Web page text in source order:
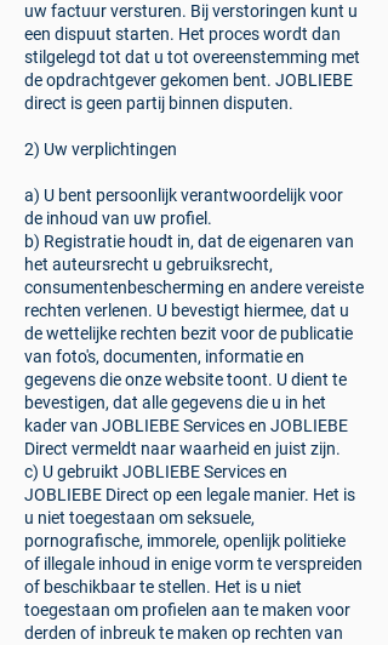
uw factuur versturen. Bij verstoringen kunt u
een dispuut starten. Het proces wordt dan
stilgelegd tot dat u tot overeenstemming met
de opdrachtgever gekomen bent. JOBLIEBE
direct is geen partij binnen disputen.
2) Uw verplichtingen
a) U bent persoonlijk verantwoordelijk voor
de inhoud van uw profiel.
b) Registratie houdt in, dat de eigenaren van
het auteursrecht u gebruiksrecht,
consumentenbescherming en andere vereiste
rechten verlenen. U bevestigt hiermee, dat u
de wettelijke rechten bezit voor de publicatie
van foto's, documenten, informatie en
gegevens die onze website toont. U dient te
bevestigen, dat alle gegevens die u in het
kader van JOBLIEBE Services en JOBLIEBE
Direct vermeldt naar waarheid en juist zijn.
c) U gebruikt JOBLIEBE Services en
JOBLIEBE Direct op een legale manier. Het is
u niet toegestaan om seksuele,
pornografische, immorele, openlijk politieke
of illegale inhoud in enige vorm te verspreiden
of beschikbaar te stellen. Het is u niet
toegestaan om profielen aan te maken voor
derden of inbreuk te maken op rechten van